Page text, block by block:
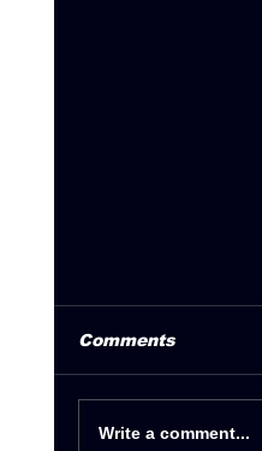
Comments
Write a comment...